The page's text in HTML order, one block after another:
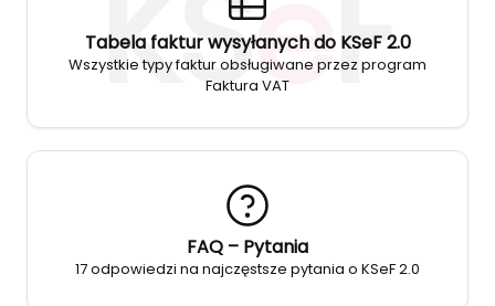
Tabela faktur wysyłanych do KSeF 2.0
Wszystkie typy faktur obsługiwane przez program
Faktura VAT
FAQ – Pytania
17 odpowiedzi na najczęstsze pytania o KSeF 2.0